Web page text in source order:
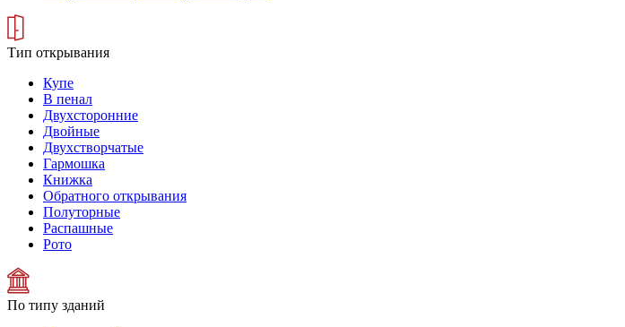
Тип открывания
Купе
В пенал
Двухсторонние
Двойные
Двухстворчатые
Гармошка
Книжка
Обратного открывания
Полуторные
Распашные
Рото
По типу зданий